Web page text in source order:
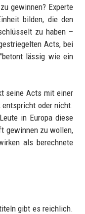
gewinnen? Experte
bilden, die den
zu haben –
Acts, bei
lässig wie ein
seine Acts mit einer
entspricht oder nicht.
in Europa diese
gewinnen zu wollen,
als berechnete
gibt es reichlich.